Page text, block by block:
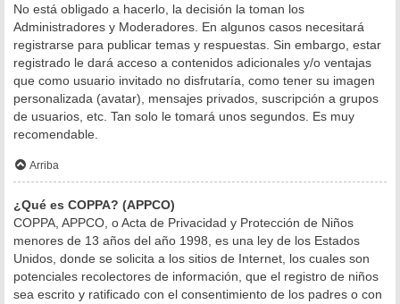
No está obligado a hacerlo, la decisión la toman los
Administradores y Moderadores. En algunos casos necesitará
registrarse para publicar temas y respuestas. Sin embargo, estar
registrado le dará acceso a contenidos adicionales y/o ventajas
que como usuario invitado no disfrutaría, como tener su imagen
personalizada (avatar), mensajes privados, suscripción a grupos
de usuarios, etc. Tan solo le tomará unos segundos. Es muy
recomendable.
Arriba
¿Qué es COPPA? (APPCO)
COPPA, APPCO, o Acta de Privacidad y Protección de Niños
menores de 13 años del año 1998, es una ley de los Estados
Unidos, donde se solicita a los sitios de Internet, los cuales son
potenciales recolectores de información, que el registro de niños
sea escrito y ratificado con el consentimiento de los padres o con